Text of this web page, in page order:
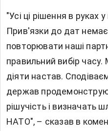
"Усі ці рішення в руках
Прив'язки до дат
повторювати наші
правильний вибір
діяти настав.
держав
рішучість і визначать
НАТО", – сказав в